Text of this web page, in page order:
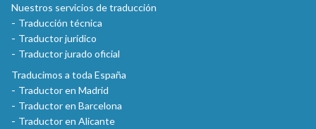
Nuestros servicios de traducción
Traducción técnica
Traductor jurídico
Traductor jurado oficial
Traducimos a toda España
Traductor en Madrid
Traductor en Barcelona
Traductor en Alicante